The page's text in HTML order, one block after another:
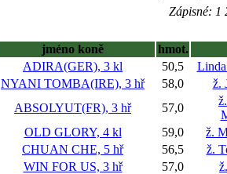
Zápisné: 1
jméno koně
hmot.
ADIRA(GER), 3 kl 50,5
NYANI TOMBA(IRE), 3 hř 58,0
ž.
ABSOLYUT(FR), 3 hř 57,0
OLD GLORY, 4 kl 59,0
ž.
CHUAN CHE, 5 hř 56,5
ž.
WIN FOR US, 3 hř 57,0